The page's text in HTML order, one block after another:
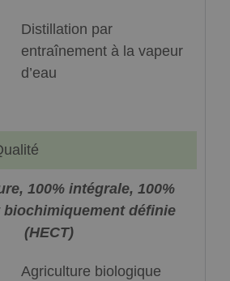
Distillation par
entraînement à la vapeur
d’eau
100% intégrale, 100%
biochimiquement définie
(HECT)
Agriculture biologique